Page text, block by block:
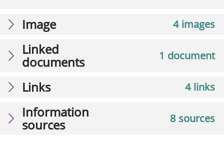
4 images
Image
1 document
Linked
documents
4 links
Links
8 sources
Information
sources